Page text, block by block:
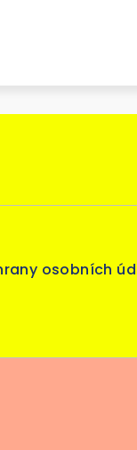
osobních